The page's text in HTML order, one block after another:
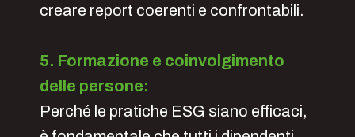
creare report coerenti e confrontabili.
5. Formazione e coinvolgimento
delle persone:
Perché le pratiche ESG siano efficaci,